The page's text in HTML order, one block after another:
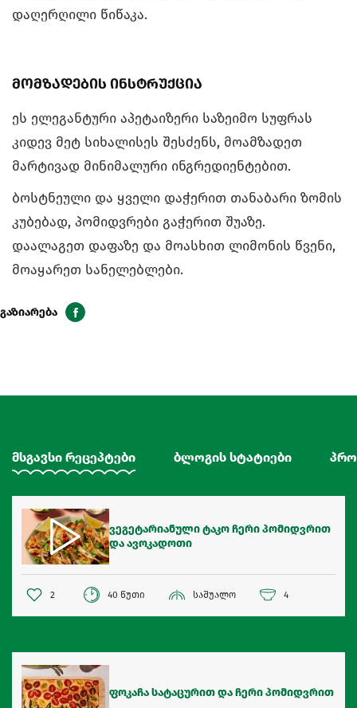
დაღერღილი წიწაკა.
მომზადების ინსტრუქცია
ეს ელეგანტური აპეტაიზერი საზეიმო სუფრას
კიდევ მეტ სიხალისეს შესძენს, მოამზადეთ
მარტივად მინიმალური ინგრედიენტებით.
ბოსტნეული და ყველი დაჭერით თანაბარი ზომის
კუბებად, პომიდვრები გაჭერით შუაზე.
დაალაგეთ დაფაზე და მოასხით ლიმონის წვენი,
მოაყარეთ სანელებლები.
გაზიარება
მსგავსი რეცეპტები ბლოგის სტატიები
ვეგეტარიანული ტაკო ჩერი პომიდვრით
და ავოკადოთი
2 40 წუთი საშუალო 4
ფოკაჩა სატაცურით და ჩერი პომიდვრით